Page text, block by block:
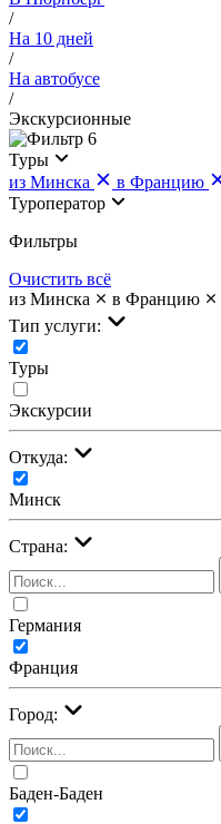
/
На 10 дней
/
На автобусе
/
Экскурсионные
6
Туры
из Минска
в Францию
Туроператор
Фильтры
Очистить всё
из Минска
в Францию
Тип услуги:
Туры
Экскурсии
Откуда:
Минск
Страна:
Германия
Франция
Город:
Баден-Баден